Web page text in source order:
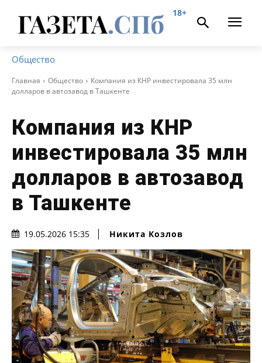
18+
Общество
Главная Общество
Компания из КНР инвестировала 35 млн
долларов в автозавод в Ташкенте
Компания из КНР
инвестировала 35 млн
долларов в автозавод
в Ташкенте
19.05.2026 15:35 Никита Козлов